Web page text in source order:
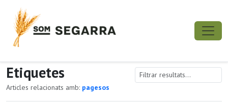
Etiquetes
Articles relacionats amb: pagesos